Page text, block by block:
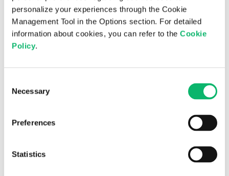
personalize your experiences through the Cookie
Management Tool in the Options section. For detailed
information about cookies, you can refer to the Cookie
Policy.
Selection
Necessary
Preferences
Statistics
Küresel hizmet konsolidasyonu
Genel ve özel bulut modellerinin kullanımı